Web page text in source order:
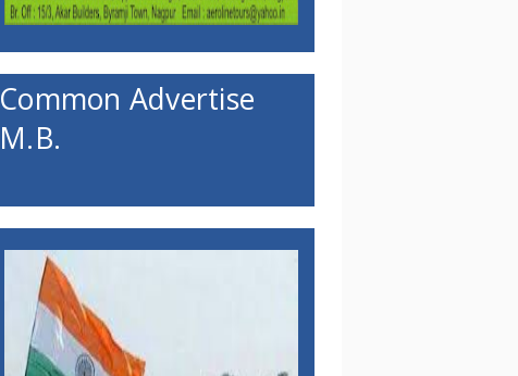
Common Advertise
M.B.